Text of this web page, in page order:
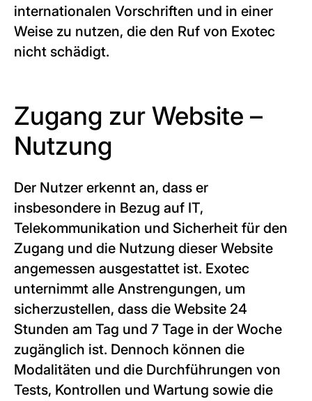
internationalen Vorschriften und in einer
Weise zu nutzen, die den Ruf von Exotec
nicht schädigt.
Zugang zur Website –
Nutzung
Der Nutzer erkennt an, dass er
insbesondere in Bezug auf IT,
Telekommunikation und Sicherheit für den
Zugang und die Nutzung dieser Website
angemessen ausgestattet ist. Exotec
unternimmt alle Anstrengungen, um
sicherzustellen, dass die Website 24
Stunden am Tag und 7 Tage in der Woche
zugänglich ist. Dennoch können die
Modalitäten und die Durchführungen von
Tests, Kontrollen und Wartung sowie die